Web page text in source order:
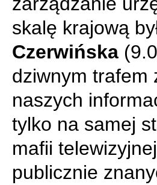
skalę krajową
Czerwińska
dziwnym trafem
naszych
tylko na samej
mafii
publicznie